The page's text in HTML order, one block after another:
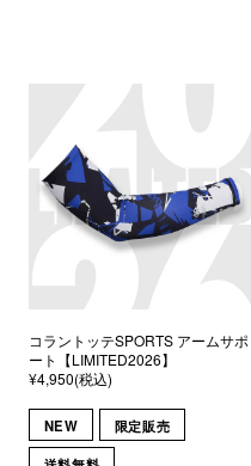
コラントッテSPORTS アームサポ
ート【LIMITED2026】
¥4,950(税込)
NEW
限定販売